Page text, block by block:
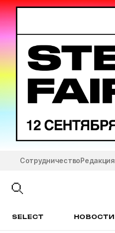
СотрудничествоРедакция
SELECT НОВОСТИ